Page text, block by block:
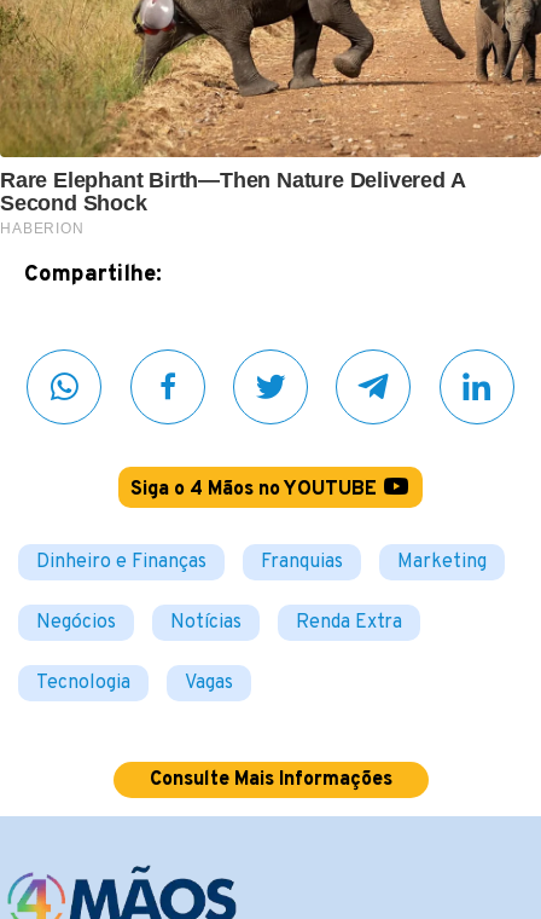
Compartilhe:
Siga o 4 Mãos no YOUTUBE
Dinheiro e Finanças Franquias Marketing
Negócios Notícias Renda Extra
Tecnologia Vagas
Consulte Mais Informações